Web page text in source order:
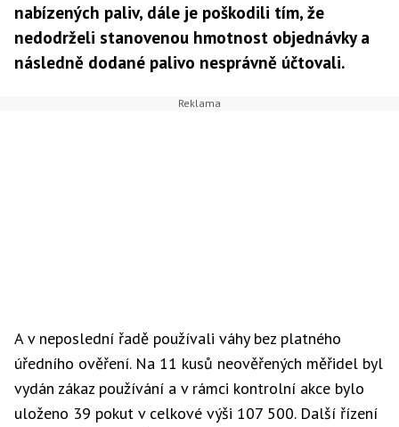
nabízených paliv, dále je poškodili tím, že
nedodrželi stanovenou hmotnost objednávky a
následně dodané palivo nesprávně účtovali.
A v neposlední řadě používali váhy bez platného
úředního ověření. Na 11 kusů neověřených měřidel byl
vydán zákaz používání a v rámci kontrolní akce bylo
uloženo 39 pokut v celkové výši 107 500. Další řízení